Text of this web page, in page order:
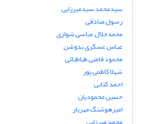
سیدمحمد سیدمیرزایی
رسول صادقی
محمدجلال عباسی شوازی
عباس عسکری ندوشن
محمود قاضی طباطبائی
شهلا کاظمی پور
احمد کتابی
حسین محمودیان
امیرهوشنگ مهریار